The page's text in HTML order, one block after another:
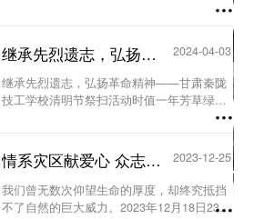
的重要指示精神及全国职业教育大会精神，
人人享有技能的校园氛围。5月23日至29
日，我校...
继承先烈遗志，弘扬革命精神-甘肃秦陇技工学校清明节祭扫活动...
2024-04-03
继承先烈遗志，弘扬革命精神——甘肃秦陇
技工学校清明节祭扫活动时值一年芳草绿，
又是一年清明时。为缅怀革命先烈、铭记历
烈精神，在党支部及校团委的组织领导下，
我校于20...
情系灾区献爱心 众志成城渡难关...
2023-12-25
我们曾无数次仰望生命的厚度，却终究抵挡
不了自然的巨大威力。2023年12月18日23时